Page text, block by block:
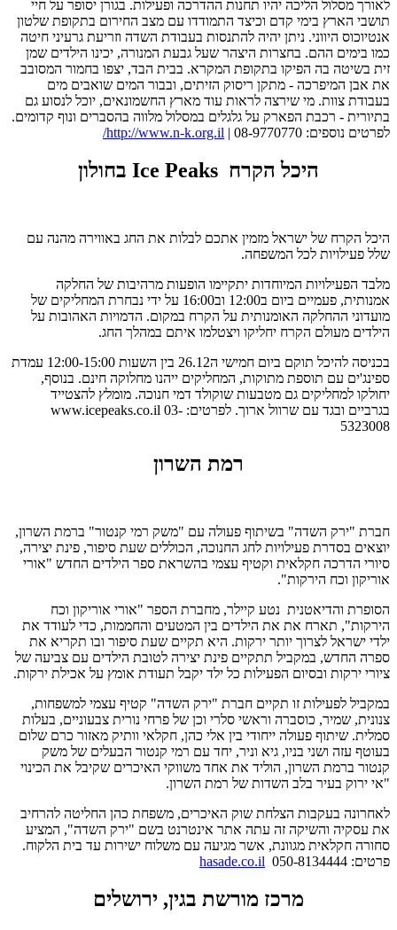
לאורך מסלול הליכה יהיו תחנות ההדרכה ופעילות. בגורן יסופר על חיי
תושבי הארץ בימי קדם וכיצד התמודדו עם מצב החירום בתקופת שלטון
אנטיוכוס היווני. ניתן יהיה להתנסות בעבודת השדה וזריעת גרעיני חיטה
כמו בימים ההם. בחצרות היצהר שעל גבעת המנורה, יכינו הילדים שמן
זית בשיטה בה הפיקו בתקופת המקרא. בבית הבד, יצפו בחמור המסובב
את אבן המיפרכה - מתקן ריסוק הזיתים, ובבור המים שואבים מים
בעבודת צוות. מי שירצה לראות עוד מארץ החשמונאים, יוכל לנסוע גם
בתיורית - רכבת הפארק על גלגלים במסלול מלווה בהסברים ונוף קדומים.
לפרטים נוספים: 08-9770770 |
http://www.n-k.org.il/
היכל הקרח Ice Peaks בחולון
היכל הקרח של ישראל מזמין אתכם לבלות את החג באווירה מהנה עם
שלל פעילויות לכל המשפחה.
מלבד הפעילויות המיוחדות יתקיימו הופעות מרהיבות של החלקה
אמנותית, פעמיים ביום ב12:00 וב16:00 על ידי נבחרת המחליקים של
מועדוני ההחלקה האומנותית על הקרח במקום. הדמויות האהובות על
הילדים מעולם הקרח יחליקו ויצטלמו איתם במהלך החג.
בכניסה להיכל תוקם ביום חמישי ה26.12 בין השעות 12:00-15:00 עמדת
ספינג'ים עם תוספת מתוקות, המחליקים ייהנו מחלוקה חינם. בנוסף,
יחולקו למחליקים גם מטבעות שוקולד דמי חנוכה. מומלץ להצטייד
בגרביים ובגד עם שרוול ארוך. לפרטים: www.icepeaks.co.il 03-
5323008
רמת השרון
חברת "ירק השדה" בשיתוף פעולה עם "משק רמי קנטור" ברמת השרון,
יוצאים בסדרת פעילויות לחג החנוכה, הכוללים שעת סיפור, פינת יצירה,
סיורי הדרכה חקלאית וקטיף עצמי בהשראת ספר הילדים החדש "אורי
אוריקון וכח הירקות".
הסופרת והדיאטנית נטע קיילר, מחברת הספר "אורי אוריקון וכח
הירקות", תארח את את הילדים בין המטעים והחממות, כדי לעודד את
ילדי ישראל לצרוך יותר ירקות. היא תקיים שעת סיפור ובו תקריא את
ספרה החדש, במקביל תתקיים פינת יצירה לטובת הילדים עם צביעה של
ציורי ירקות ובסיום הפעילות כל ילד יקבל תעודת אומץ על אכילת ירקות.
במקביל לפעילות זו תקיים חברת "ירק השדה" קטיף עצמי למשפחות,
צנונית, שמיר, כוסברה וראשי סלרי וכן של פרחי נורית צבעוניים, בעלות
סמלית. שיתוף פעולה ייחודי בין אלי כהן, חקלאי וותיק מאזור כרם שלום
בעוטף עזה ושני בניו, גיא וניר, יחד עם רמי קנטור הבעלים של משק
קנטור ברמת השרון, הוליד את אחד משווקי האיכרים שקיבל את הכינוי
"אי ירוק בעיר בלב השדות של רמת השרון.
לאחרונה בעקבות הצלחת שוק האיכרים, משפחת כהן החליטה להרחיב
את עסקיה והשיקה זה עתה אתר אינטרנט בשם "ירק השדה", המציע
סחורה חקלאית מגוונת, אשר מגיעה עם משלוח ישירות עד בית הלקוח.
פרטים: 050-8134444
hasade.co.il
מרכז מורשת בגין, ירושלים